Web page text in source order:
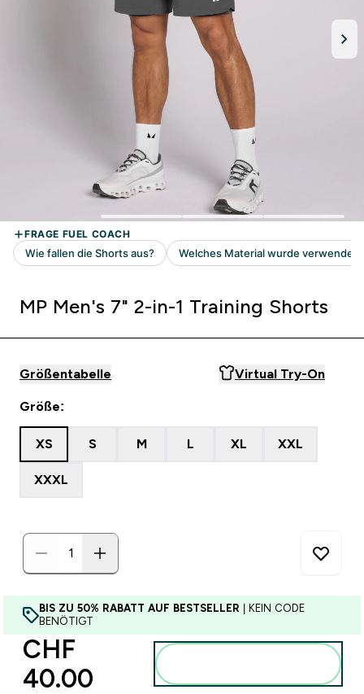
MP Men's 7" 2-in-1 Training Shorts
Größentabelle Virtual Try-On
Größe:
XS S M L XL XXL
XXXL
BIS ZU 50% RABATT AUF BESTSELLER | KEIN CODE
BENÖTIGT
CHF
40.00‎